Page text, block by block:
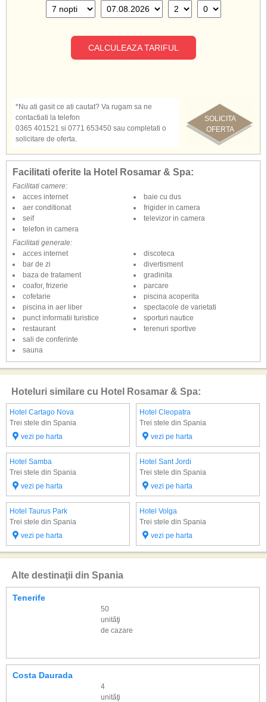
CALCULEAZA TARIFUL
SOLICITA
OFERTA
*Nu ati gasit ce ati cautat? Va rugam sa ne
contactiati la telefon
0365 401521 si 0771 653450 sau completati o
solicitare de oferta.
Facilitati oferite la Hotel Rosamar & Spa:
Facilitati camere:
acces internet
aer conditionat
baie cu dus
frigider in camera
seif
telefon in camera
televizor in camera
Facilitati generale:
acces internet
bar de zi
baza de tratament
coafor, frizerie
cofetarie
discoteca
divertisment
gradinita
parcare
piscina acoperita
piscina in aer liber
punct informatii turistice
restaurant
sali de conferinte
sauna
spectacole de varietati
sporturi nautice
terenuri sportive
Hoteluri similare cu Hotel Rosamar & Spa:
Hotel Cartago Nova
Trei stele din Spania
vezi pe harta
Hotel Cleopatra
Trei stele din Spania
vezi pe harta
Hotel Samba
Trei stele din Spania
vezi pe harta
Hotel Sant Jordi
Trei stele din Spania
vezi pe harta
Hotel Taurus Park
Trei stele din Spania
vezi pe harta
Hotel Volga
Trei stele din Spania
vezi pe harta
Alte destinaţii din Spania
Tenerife
50
unităţi
de cazare
Costa Daurada
4
unităţi